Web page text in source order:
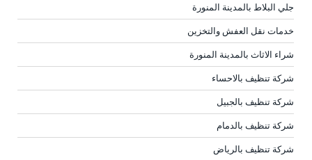
جلي البلاط بالمدينة المنورة
خدمات نقل العفش والتخزين
شراء الاثاث بالمدينة المنورة
شركة تنظيف بالاحساء
شركة تنظيف بالجبيل
شركة تنظيف بالدمام
شركة تنظيف بالرياض